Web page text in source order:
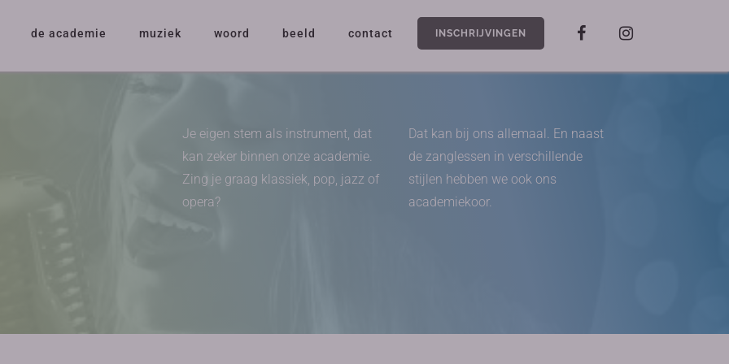
de academie muziek woord beeld contact INSCHRIJVINGEN
Je eigen stem als instrument, dat
kan zeker binnen onze academie.
Zing je graag klassiek, pop, jazz of
opera?
Dat kan bij ons allemaal. En naast
de zanglessen in verschillende
stijlen hebben we ook ons
academiekoor.